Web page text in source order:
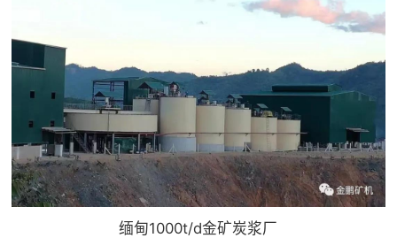
缅甸1000t/d金矿炭浆厂